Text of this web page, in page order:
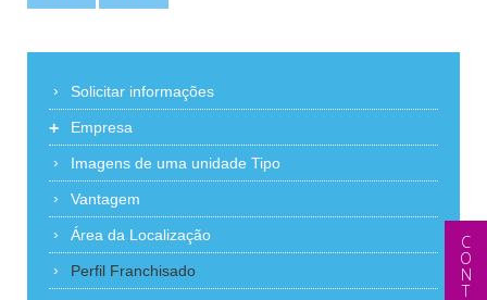
Solicitar informações
+ Empresa
Imagens de uma unidade Tipo
Vantagem
Área da Localização
Perfil Franchisado